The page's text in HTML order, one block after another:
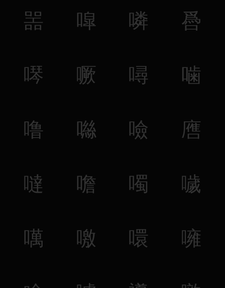
噐 噑 噒 噕
噖 噘 噚 噛
噜 噝 噞 噟
噠 噡 噣 噦
噧 噭 噮 噰